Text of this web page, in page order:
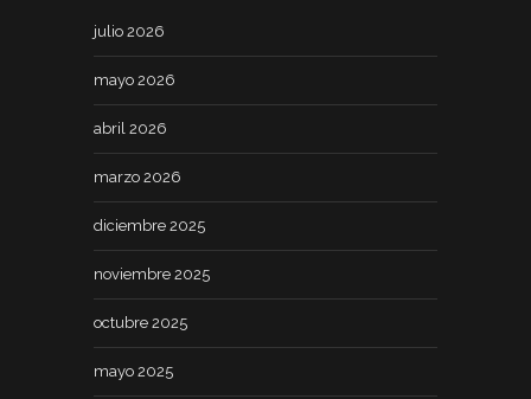
julio 2026
mayo 2026
abril 2026
marzo 2026
diciembre 2025
noviembre 2025
octubre 2025
mayo 2025